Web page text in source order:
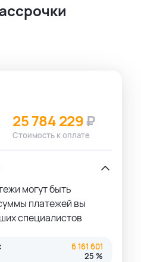
25 784 229₽
Стоимость к оплате
могут быть
платежей вы
специалистов
25 %
6 161 601